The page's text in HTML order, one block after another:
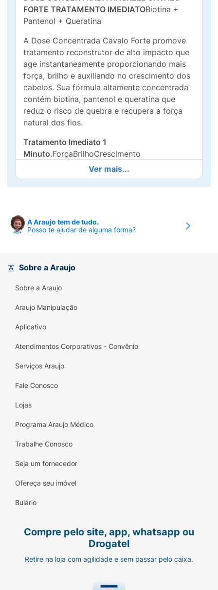
FORTE TRATAMENTO IMEDIATOBiotina +
Pantenol + Queratina
A Dose Concentrada Cavalo Forte promove
tratamento reconstrutor de alto impacto que
age instantaneamente proporcionando mais
força, brilho e auxiliando no crescimento dos
cabelos. Sua fórmula altamente concentrada
contém biotina, pantenol e queratina que
reduz o risco de quebra e recupera a força
natural dos fios.
Tratamento Imediato 1
Minuto.ForçaBrilhoCrescimento
Lave os cabelos com Shampoo
Haskell de sua preferência. Aplique a Dose
deixe agir por apenas 1 minuto. Enxágue. Se
preferir, faça uso de touca térmica. Use
completa Cavalo Forte auxilia no
Ver mais...
A Araujo tem de tudo.
Posso te ajudar de alguma forma?
Sobre a Araujo
Sobre a Araujo
Araujo Manipulação
Aplicativo
Atendimentos Corporativos - Convênio
Serviços Araujo
Fale Conosco
Lojas
Programa Araujo Médico
Trabalhe Conosco
Seja um fornecedor
Ofereça seu imóvel
Bulário
Compre pelo site, app, whatsapp ou
Drogatel
Retire na loja com agilidade e sem passar pelo caixa.